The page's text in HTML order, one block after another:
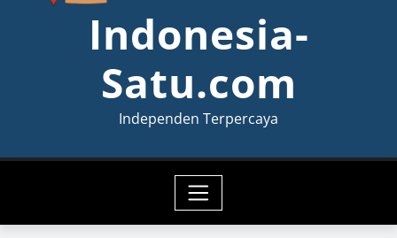
Indonesia-
Satu.com
Independen Terpercaya